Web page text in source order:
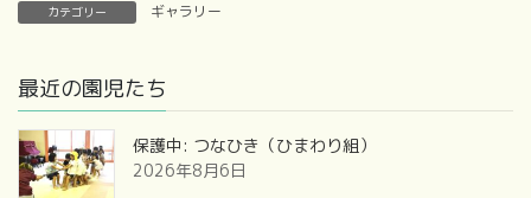
カテゴリー ギャラリー
最近の園児たち
保護中: つなひき（ひまわり組）
2026年8月6日